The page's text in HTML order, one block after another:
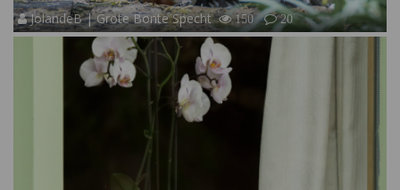
JolandeB | Grote Bonte Specht 150 20